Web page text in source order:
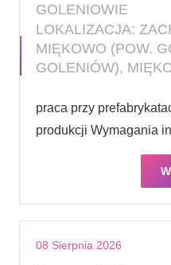
GOLENIOWIE
LOKALIZACJA:
MIĘKOWO (POW.
GOLENIÓW),
praca przy
produkcji Wymagania
08 Sierpnia 2026